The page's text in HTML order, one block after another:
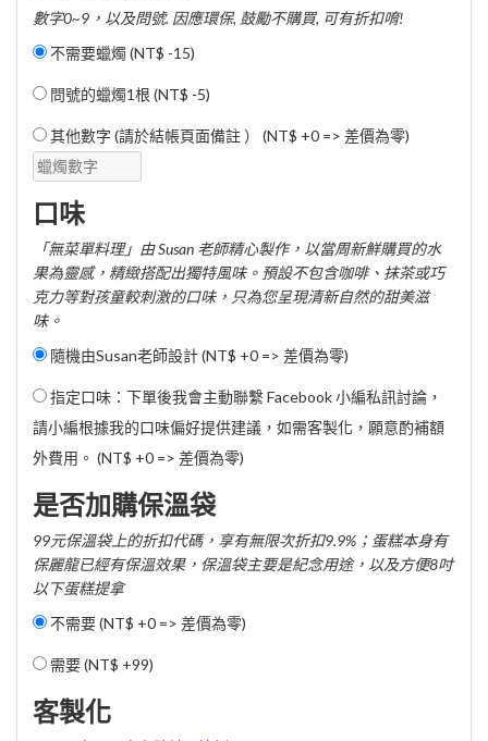
數字0~9，以及問號. 因應環保, 鼓勵不購買, 可有折扣唷!
不需要蠟燭 (NT$ -15)
問號的蠟燭1根 (NT$ -5)
其他數字 (請於結帳頁面備註 ） (NT$ +0 => 差價為零)
口味
「無菜單料理」由 Susan 老師精心製作，以當周新鮮購買的水
果為靈感，精緻搭配出獨特風味。預設不包含咖啡、抹茶或巧
克力等對孩童較刺激的口味，只為您呈現清新自然的甜美滋
味。
隨機由Susan老師設計 (NT$ +0 => 差價為零)
指定口味：下單後我會主動聯繫 Facebook 小編私訊討論，
請小編根據我的口味偏好提供建議，如需客製化，願意酌補額
外費用。 (NT$ +0 => 差價為零)
是否加購保溫袋
99元保溫袋上的折扣代碼，享有無限次折扣9.9%；蛋糕本身有
保麗龍已經有保溫效果，保溫袋主要是紀念用途，以及方便8吋
以下蛋糕提拿
不需要 (NT$ +0 => 差價為零)
需要 (NT$ +99)
客製化